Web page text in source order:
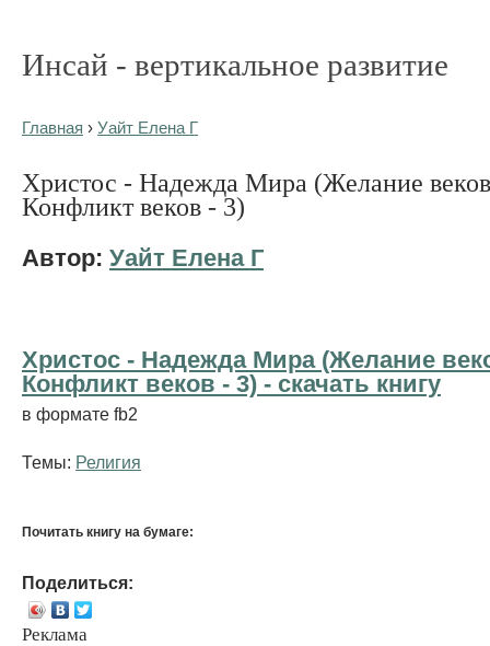
Инсай - вертикальное развитие
Главная › Уайт Елена Г
Христос - Надежда Мира (Желание
Конфликт веков - 3)
Автор: Уайт Елена Г
Христос - Надежда Мира (Желание
Конфликт веков - 3) - cкачать книгу
в формате fb2
Темы: Религия
Почитать книгу на бумаге:
Поделиться:
Реклама